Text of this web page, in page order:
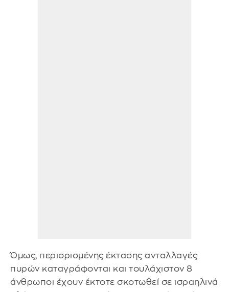
Όμως, περιορισμένης έκτασης ανταλλαγές
πυρών καταγράφονται και τουλάχιστον 8
άνθρωποι έχουν έκτοτε σκοτωθεί σε ισραηλινά